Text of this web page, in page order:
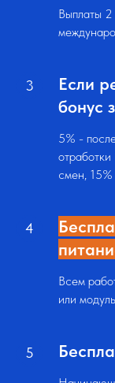
Выплаты
Если
бонус
5% -
смен,
Всем
или